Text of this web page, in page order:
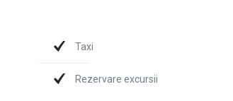
Taxi
Rezervare excursii